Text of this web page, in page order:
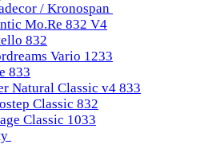
/ Kronospan
Mo.Re 832 V4
832
Vario 1233
833
Natural Classic v4 833
Classic 832
Classic 1033